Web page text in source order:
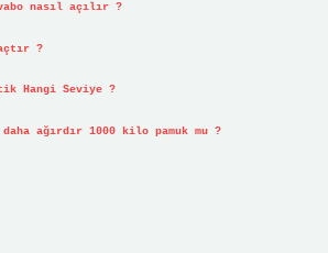
nasıl açılır ?
?
Hangi Seviye ?
ağırdır 1000 kilo pamuk mu ?